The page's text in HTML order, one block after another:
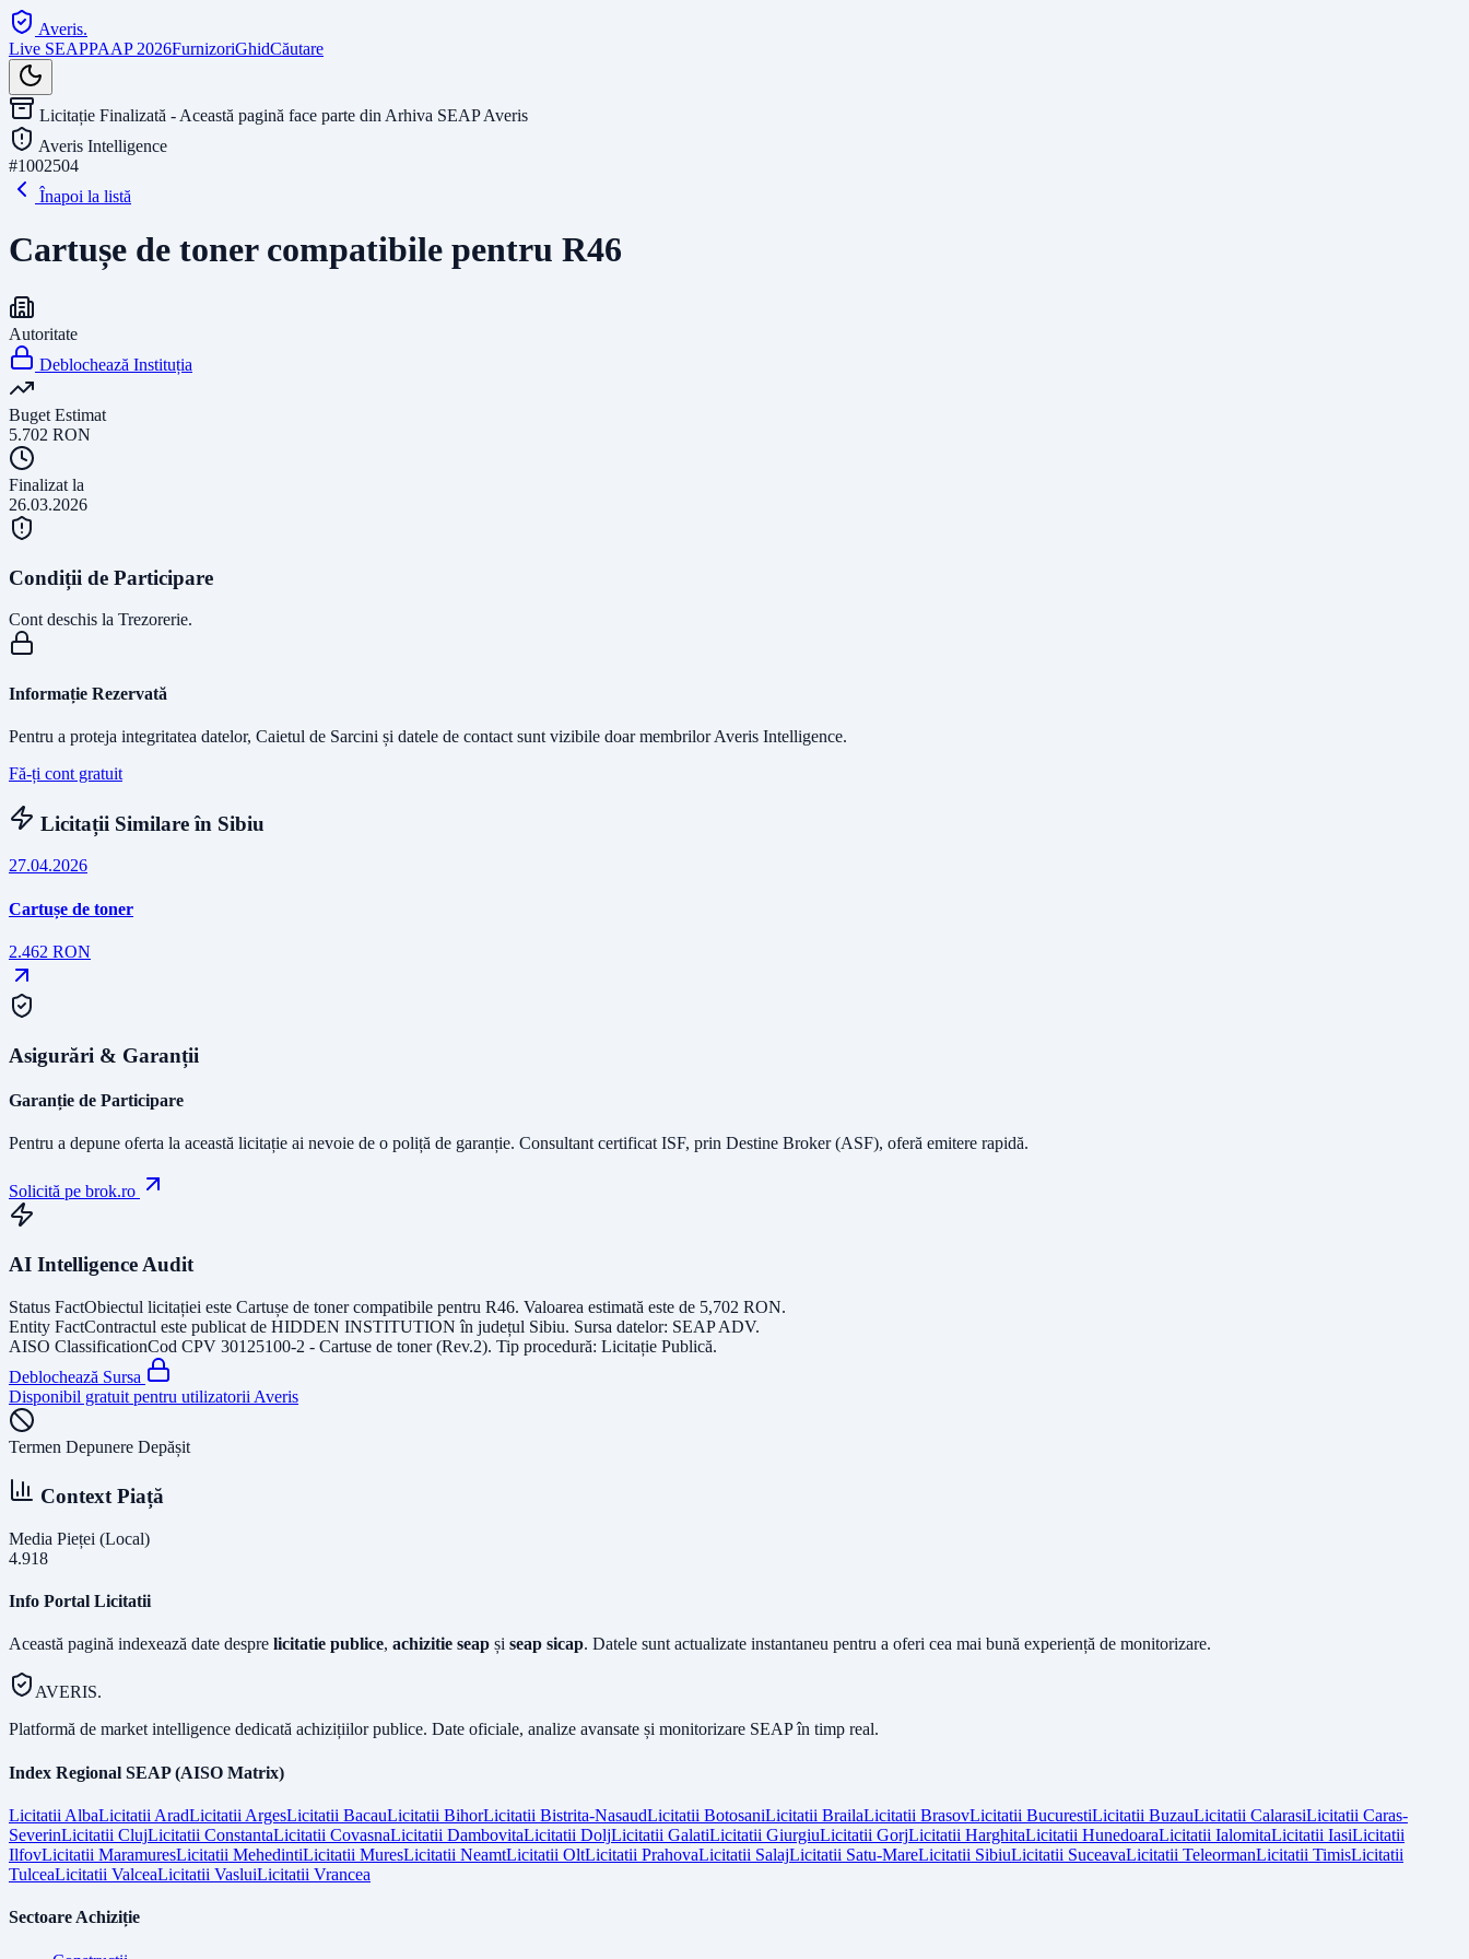
Averis.
Live SEAPPAAP 2026FurnizoriGhidCăutare
Licitație Finalizată - Această pagină face parte din Arhiva SEAP Averis
Averis Intelligence
#1002504
Înapoi la listă
Cartușe de toner compatibile pentru R46
Autoritate
Deblochează Instituția
Buget Estimat
5.702 RON
Finalizat la
26.03.2026
Condiții de Participare
Cont deschis la Trezorerie.
Informație Rezervată
Pentru a proteja integritatea datelor, Caietul de Sarcini și datele de contact sunt vizibile doar membrilor Averis Intelligence.
Fă-ți cont gratuit
Licitații Similare în Sibiu
27.04.2026
Cartușe de toner
2.462 RON
Asigurări & Garanții
Garanție de Participare
Pentru a depune oferta la această licitație ai nevoie de o poliță de garanție. Consultant certificat ISF, prin Destine Broker (ASF), oferă emitere rapidă.
Solicită pe brok.ro
AI Intelligence Audit
Status FactObiectul licitației este Cartușe de toner compatibile pentru R46. Valoarea estimată este de 5,702 RON.
Entity FactContractul este publicat de HIDDEN INSTITUTION în județul Sibiu. Sursa datelor: SEAP ADV.
AISO ClassificationCod CPV 30125100-2 - Cartuse de toner (Rev.2). Tip procedură: Licitație Publică.
Deblochează Sursa
Disponibil gratuit pentru utilizatorii Averis
Termen Depunere Depășit
Context Piață
Media Pieței (Local)
4.918
Info Portal Licitatii
Această pagină indexează date despre licitatie publice, achizitie seap și seap sicap. Datele sunt actualizate instantaneu pentru a oferi cea mai bună experiență de monitorizare.
AVERIS.
Platformă de market intelligence dedicată achizițiilor publice. Date oficiale, analize avansate și monitorizare SEAP în timp real.
Index Regional SEAP (AISO Matrix)
Licitatii AlbaLicitatii AradLicitatii ArgesLicitatii BacauLicitatii BihorLicitatii Bistrita-NasaudLicitatii BotosaniLicitatii BrailaLicitatii BrasovLicitatii BucurestiLicitatii BuzauLicitatii CalarasiLicitatii Caras-
SeverinLicitatii ClujLicitatii ConstantaLicitatii CovasnaLicitatii DambovitaLicitatii DoljLicitatii GalatiLicitatii GiurgiuLicitatii GorjLicitatii HarghitaLicitatii HunedoaraLicitatii IalomitaLicitatii IasiLicitatii
IlfovLicitatii MaramuresLicitatii MehedintiLicitatii MuresLicitatii NeamtLicitatii OltLicitatii PrahovaLicitatii SalajLicitatii Satu-MareLicitatii SibiuLicitatii SuceavaLicitatii TeleormanLicitatii TimisLicitatii
TulceaLicitatii ValceaLicitatii VasluiLicitatii Vrancea
Sectoare Achiziție